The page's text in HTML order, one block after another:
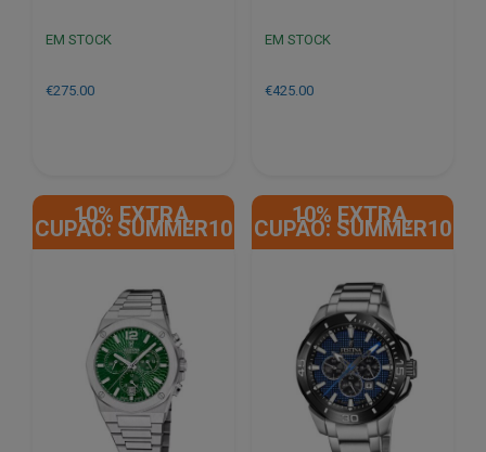
EM STOCK
€275.00
EM STOCK
€425.00
10% EXTRA,
CUPÃO: SUMMER10
10% EXTRA,
CUPÃO: SUMMER10